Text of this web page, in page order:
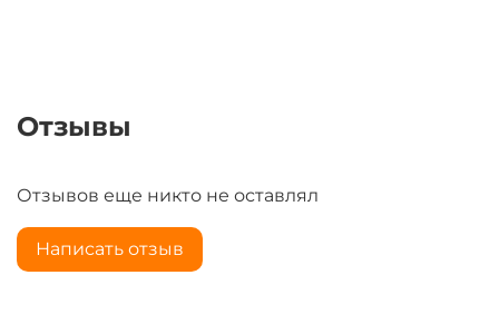
Отзывы
Отзывов еще никто не оставлял
Написать отзыв